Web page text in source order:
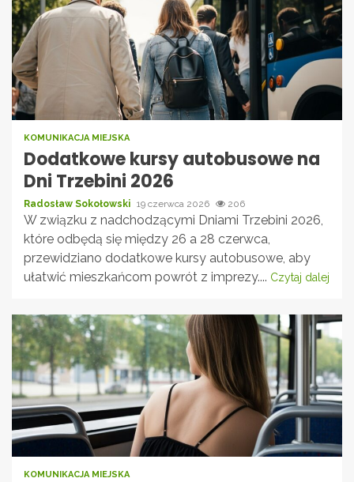
KOMUNIKACJA MIEJSKA
Dodatkowe kursy autobusowe na
Dni Trzebini 2026
Radosław Sokołowski 19 czerwca 2026 206
W związku z nadchodzącymi Dniami Trzebini 2026,
które odbędą się między 26 a 28 czerwca,
przewidziano dodatkowe kursy autobusowe, aby
ułatwić mieszkańcom powrót z imprezy.... Czytaj dalej
KOMUNIKACJA MIEJSKA